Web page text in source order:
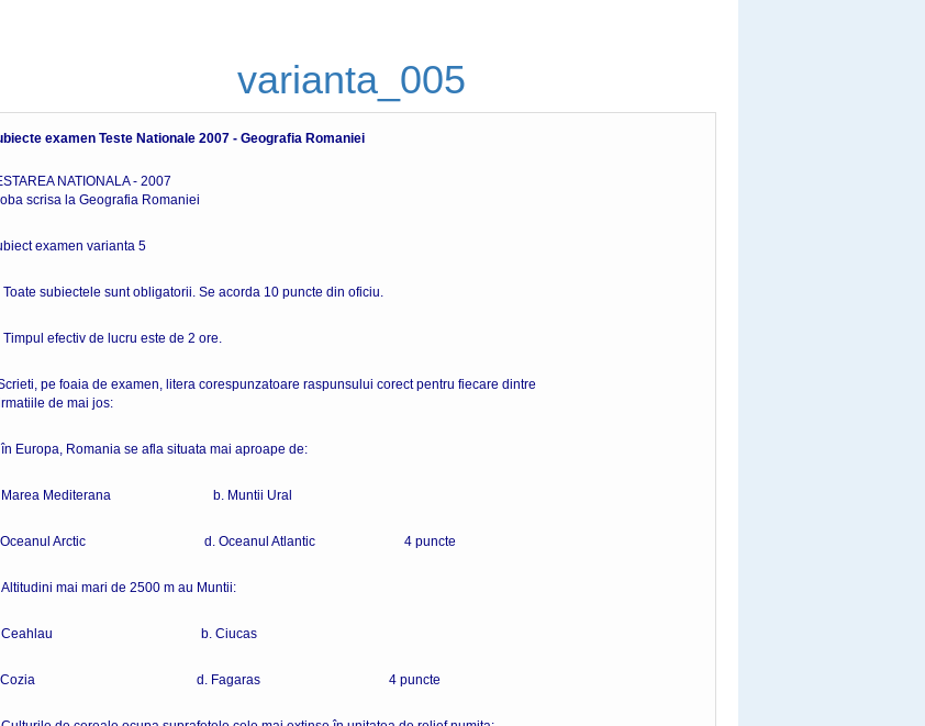
varianta_005
examen Teste Nationale 2007 - Geografia Romaniei
NATIONALA - 2007
scrisa la Geografia Romaniei
examen varianta 5
subiectele sunt obligatorii. Se acorda 10 puncte din oficiu.
efectiv de lucru este de 2 ore.
Scrieti, pe foaia de examen, litera corespunzatoare raspunsului corect pentru fiecare dintre
de mai jos:
în Europa, Romania se afla situata mai aproape de:
Marea Mediterana b. Muntii Ural
Oceanul Arctic d. Oceanul Atlantic 4 puncte
mai mari de 2500 m au Muntii:
Ceahlau b. Ciucas
Cozia d. Fagaras 4 puncte